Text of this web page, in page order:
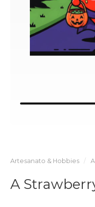
Artesanato & Hobbies
A